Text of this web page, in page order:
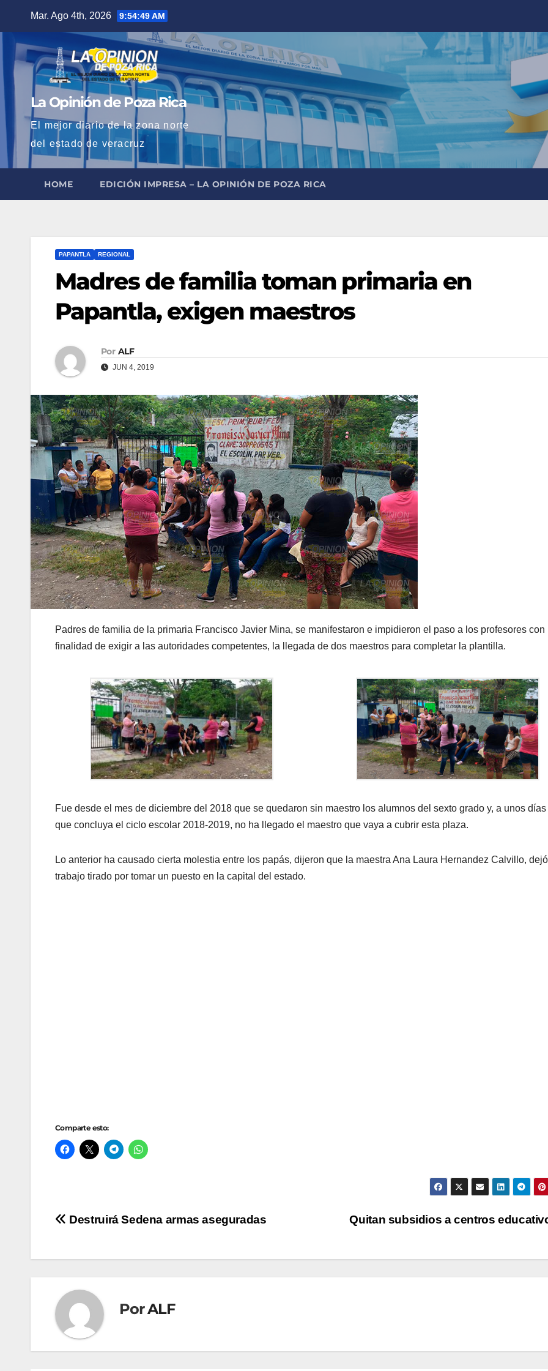
contenido
Mar. Ago 4th, 2026 9:54:50 AM
La Opinión de Poza Rica
El mejor diario de la zona norte
del estado de veracruz
HOME EDICIÓN IMPRESA – LA OPINIÓN DE POZA RICA
PAPANTLA REGIONAL
Madres de familia toman primaria en
Papantla, exigen maestros
Por ALF
JUN 4, 2019
Padres de familia de la primaria Francisco Javier Mina, se manifestaron e impidieron el paso a los profesores con
finalidad de exigir a las autoridades competentes, la llegada de dos maestros para completar la plantilla.
Fue desde el mes de diciembre del 2018 que se quedaron sin maestro los alumnos del sexto grado y, a unos días
que concluya el ciclo escolar 2018-2019, no ha llegado el maestro que vaya a cubrir esta plaza.
Lo anterior ha causado cierta molestia entre los papás, dijeron que la maestra Ana Laura Hernandez Calvillo,
trabajo tirado por tomar un puesto en la capital del estado.
Comparte esto:
Navegación
Quitan subsidios a centros
Destruirá Sedena armas aseguradas
PorALF